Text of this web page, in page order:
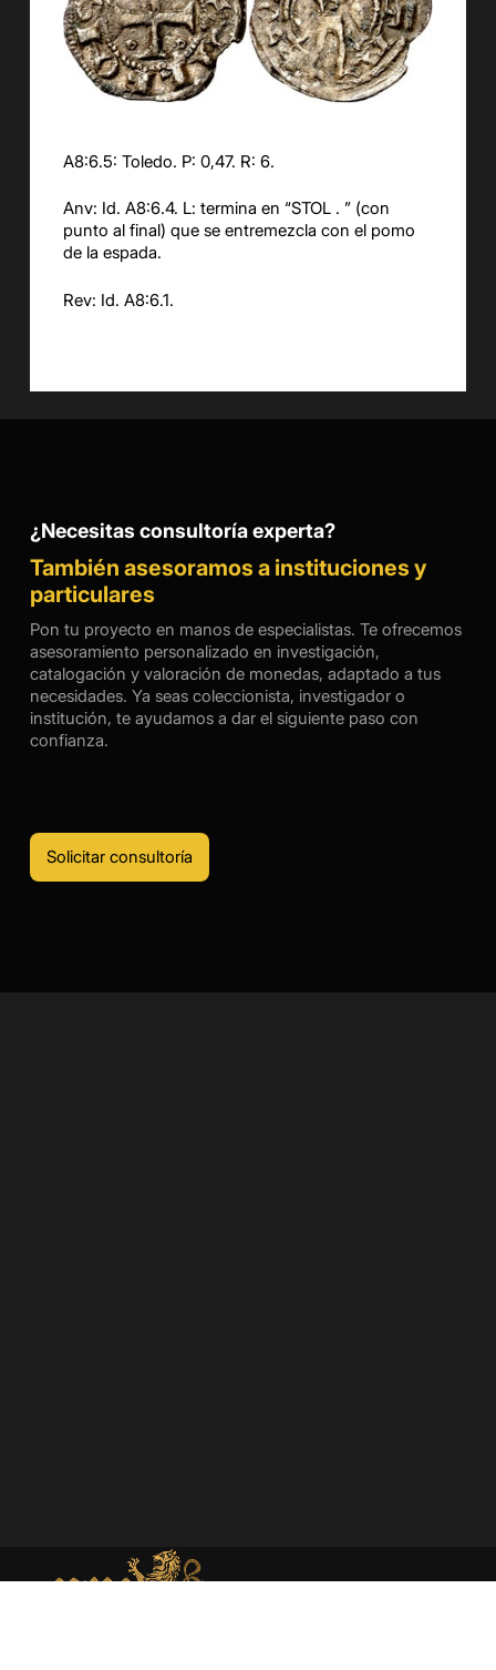
A8:6.5: Toledo. P: 0,47. R: 6.
Anv: Id. A8:6.4. L: termina en “STOL . ” (con
punto al final) que se entremezcla con el pomo
de la espada.
Rev: Id. A8:6.1.
¿Necesitas consultoría experta?
También asesoramos a instituciones y
particulares
Pon tu proyecto en manos de especialistas. Te ofrecemos
asesoramiento personalizado en investigación,
catalogación y valoración de monedas, adaptado a tus
necesidades. Ya seas coleccionista, investigador o
institución, te ayudamos a dar el siguiente paso con
confianza.
Solicitar consultoría